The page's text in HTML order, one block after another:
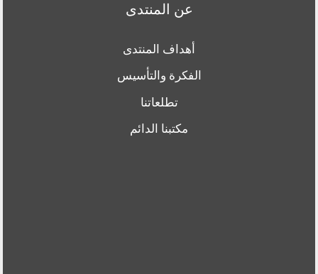
عن المنتدى
أهداف المنتدى
الفكرة والتأسيس
تطلعاتنا
مكتبنا الدائم